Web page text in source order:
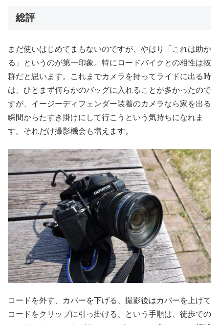
総評
まだ使いはじめてまもないのですが、やはり「これは助か
る」というのが第一印象。特にロードバイクとの相性は抜
群だと思います。これまでカメラを持ってライドに出る時
は、ひとまず何らかのバッグに入れることが多かったので
すが、イージーディフェンダー装着のカメラなら家を出る
瞬間からたすき掛けにして行こうという気持ちになれま
す。それだけ撮影機会も増えます。
コードを外す、カバーを下げる、撮影後はカバーを上げて
コードをクリップに引っ掛ける、という手順は、徒歩での